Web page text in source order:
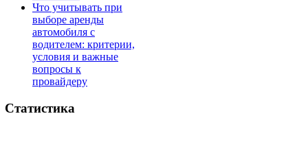
Что учитывать при
выборе аренды
автомобиля с
водителем: критерии,
условия и важные
вопросы к
провайдеру
Статистика